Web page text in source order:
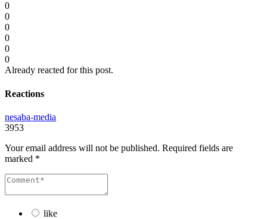
0
0
0
0
0
0
Already reacted for this post.
Reactions
nesaba-media
3953
Your email address will not be published. Required fields are
marked *
like